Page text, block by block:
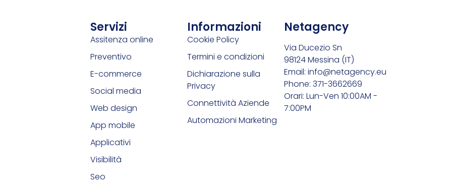
Servizi
Assitenza online
Preventivo
E-commerce
Social media
Web design
App mobile
Applicativi
Visibilità
Seo
Informazioni
Cookie Policy
Termini e condizioni
Dichiarazione sulla
Privacy
Connettività Aziende
Automazioni Marketing
Netagency
Via Ducezio Sn
98124 Messina (IT)
Email: info@netagency.eu
Phone: 371-3662669
Orari: Lun-Ven 10:00AM -
7:00PM